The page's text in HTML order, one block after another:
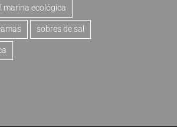
marina ecológica
sobres de sal